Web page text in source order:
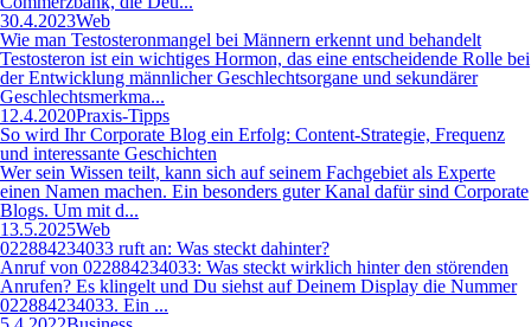
30.4.2023Web
Wie man Testosteronmangel bei Männern erkennt und behandelt
Testosteron ist ein wichtiges Hormon, das eine entscheidende Rolle bei
der Entwicklung männlicher Geschlechtsorgane und sekundärer
Geschlechtsmerkma...
12.4.2020Praxis-Tipps
So wird Ihr Corporate Blog ein Erfolg: Content-Strategie, Frequenz
und interessante Geschichten
Wer sein Wissen teilt, kann sich auf seinem Fachgebiet als Experte
einen Namen machen. Ein besonders guter Kanal dafür sind Corporate
Blogs. Um mit d...
13.5.2025Web
022884234033 ruft an: Was steckt dahinter?
Anruf von 022884234033: Was steckt wirklich hinter den störenden
Anrufen? Es klingelt und Du siehst auf Deinem Display die Nummer
022884234033. Ein ...